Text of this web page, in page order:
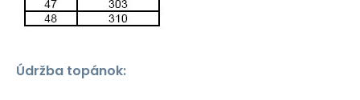
Údržba topánok: